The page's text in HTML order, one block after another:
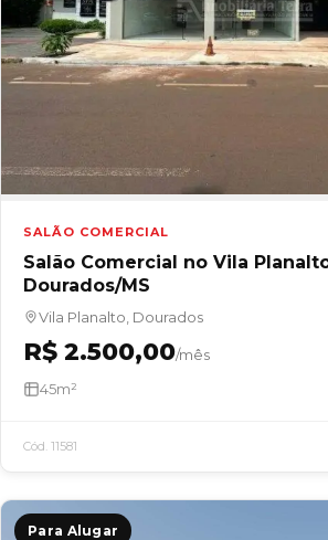
SALÃO COMERCIAL
Salão Comercial no Vila
Dourados/MS
Vila Planalto, Dourados
R$ 2.500,00/mês
45m²
Cód. 11581
Para Alugar